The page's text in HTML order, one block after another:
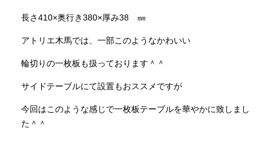
長さ410×奥行き380×厚み38 ㎜
アトリエ木馬では、一部このようなかわいい
輪切りの一枚板も扱っております＾＾
サイドテーブルにて設置もおススメですが
今回はこのような感じで一枚板テーブルを華やかに致しまし
た＾＾